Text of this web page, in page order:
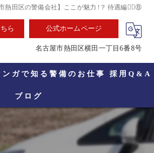
熱田区の警備会社】ここが魅力 !？ 待遇編🕵🏻⑧
ら 公式ホームページ
名古屋市熱田区横田一丁目6番8号
ンガで知る警備のお仕事 採用Q&A
ブログ